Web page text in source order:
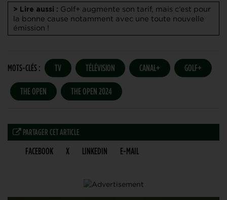
> Lire aussi : Golf+ augmente son tarif, mais c’est pour
la bonne cause notamment avec une toute nouvelle
émission !
MOTS-CLÉS : TV TÉLÉVISION CANAL+ GOLF+
THE OPEN THE OPEN 2024
PARTAGER CET ARTICLE
FACEBOOK X LINKEDIN E-MAIL